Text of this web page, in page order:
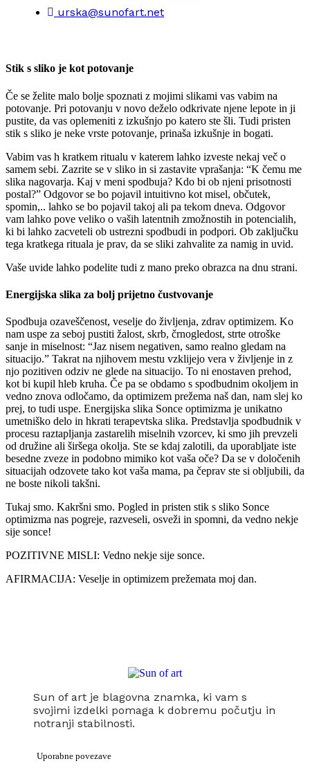
urska@sunofart.net
Stik s sliko je kot potovanje
Če se želite malo bolje spoznati z mojimi slikami vas vabim na
potovanje. Pri potovanju v novo deželo odkrivate njene lepote in ji
pustite, da vas oplemeniti z izkušnjo po katero ste šli. Tudi pristen
stik s sliko je neke vrste potovanje, prinaša izkušnje in bogati.
Vabim vas h kratkem ritualu v katerem lahko izveste nekaj več o
samem sebi. Zazrite se v sliko in si zastavite vprašanja: “K čemu me
slika nagovarja. Kaj v meni spodbuja? Kdo bi ob njeni prisotnosti
postal?” Odgovor se bo pojavil intuitivno kot misel, občutek,
spomin,.. lahko se bo pojavil takoj ali pa tekom dneva. Odgovor
vam lahko pove veliko o vaših latentnih zmožnostih in potencialih,
ki bi lahko zacveteli ob ustrezni spodbudi in podpori. Ob zaključku
tega kratkega rituala je prav, da se sliki zahvalite za namig in uvid.
Vaše uvide lahko podelite tudi z mano preko obrazca na dnu strani.
Energijska slika za bolj prijetno čustvovanje
Spodbuja ozaveščenost, veselje do življenja, zdrav optimizem. Ko
nam uspe za seboj pustiti žalost, skrb, črnogledost, strte otroške
sanje in miselnost: “Jaz nisem negativen, samo realno gledam na
situacijo.” Takrat na njihovem mestu vzklijejo vera v življenje in z
njo pozitiven odziv ne glede na situacijo. To ni enostaven prehod,
kot bi kupil hleb kruha. Če pa se obdamo s spodbudnim okoljem in
vedno znova odločamo, da optimizem prežema naš dan, nam slej ko
prej, to tudi uspe. Energijska slika Sonce optimizma je unikatno
umetniško delo in hkrati terapevtska slika. Predstavlja spodbudnik v
procesu raztapljanja zastarelih miselnih vzorcev, ki smo jih prevzeli
od družine ali širšega okolja. Ste se kdaj zalotili, da uporabljate iste
besedne zveze in podobno mimiko kot vaša oče? Da se v določenih
situacijah odzovete tako kot vaša mama, pa čeprav ste si obljubili, da
ne boste nikoli takšni.
Tukaj smo. Kakršni smo. Pogled in pristen stik s sliko Sonce
optimizma nas pogreje, razveseli, osveži in spomni, da vedno nekje
sije sonce!
POZITIVNE MISLI: Vedno nekje sije sonce.
AFIRMACIJA: Veselje in optimizem prežemata moj dan.
Sun of art je blagovna znamka, ki vam s
svojimi izdelki pomaga k dobremu počutju in
notranji stabilnosti.
Uporabne povezave